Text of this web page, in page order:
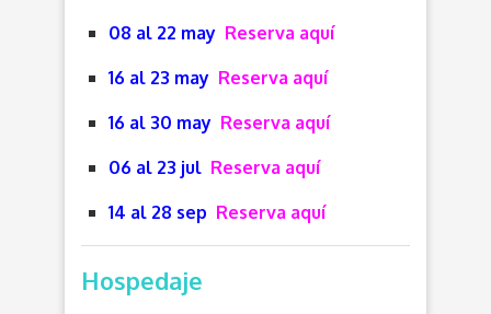
08 al 22 may Reserva aquí
16 al 23 may Reserva aquí
16 al 30 may Reserva aquí
06 al 23 jul Reserva aquí
14 al 28 sep Reserva aquí
Hospedaje